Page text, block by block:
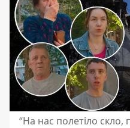
“На нас полетіло скло,